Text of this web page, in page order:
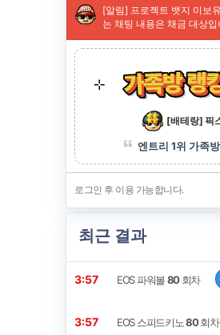
최근 결과
3:57 EOS 파워볼80회차
3:57 EOS 스피드키노80회차